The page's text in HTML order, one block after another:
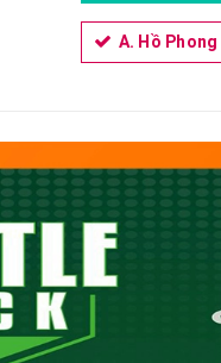
A. Hồ Phong